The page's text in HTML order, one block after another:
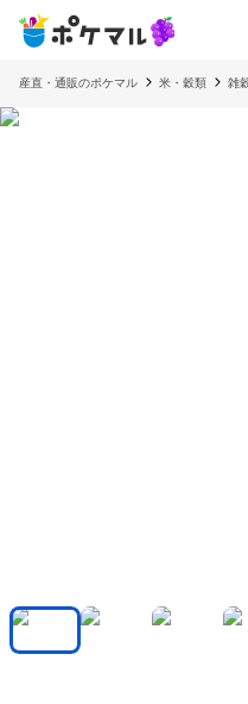
産直・通販のポケマル 米・穀類 雑